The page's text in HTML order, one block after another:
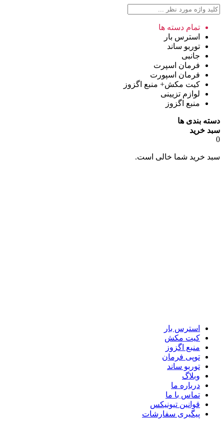
تمام دسته ها
استرس بار
توربو ساند
جانبی
فرمان اسپرت
فرمان اسپورت
کیت مکش+ منبع اگزوز
لوازم تزیینی
منبع اگزوز
دسته بندی ها
سبد خرید
0
سبد خرید شما خالی است.
استرس بار
کیت مکش
منبع اگزوز
توپی فرمان
توربو ساند
وبلاگ
درباره ما
تماس با ما
قوانین تیونیکس
پیگیری سفارشات